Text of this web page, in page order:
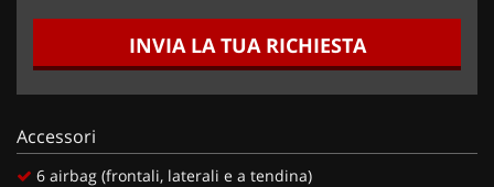
INVIA LA TUA RICHIESTA
Accessori
6 airbag (frontali, laterali e a tendina)